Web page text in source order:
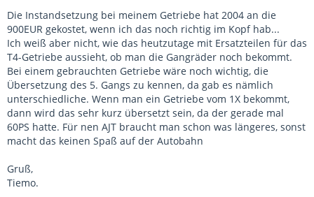
Die Instandsetzung bei meinem Getriebe hat 2004 an die
900EUR gekostet, wenn ich das noch richtig im Kopf hab...
Ich weiß aber nicht, wie das heutzutage mit Ersatzteilen für das
T4-Getriebe aussieht, ob man die Gangräder noch bekommt.
Bei einem gebrauchten Getriebe wäre noch wichtig, die
Übersetzung des 5. Gangs zu kennen, da gab es nämlich
unterschiedliche. Wenn man ein Getriebe vom 1X bekommt,
dann wird das sehr kurz übersetzt sein, da der gerade mal
60PS hatte. Für nen AJT braucht man schon was längeres, sonst
macht das keinen Spaß auf der Autobahn
Gruß,
Tiemo.